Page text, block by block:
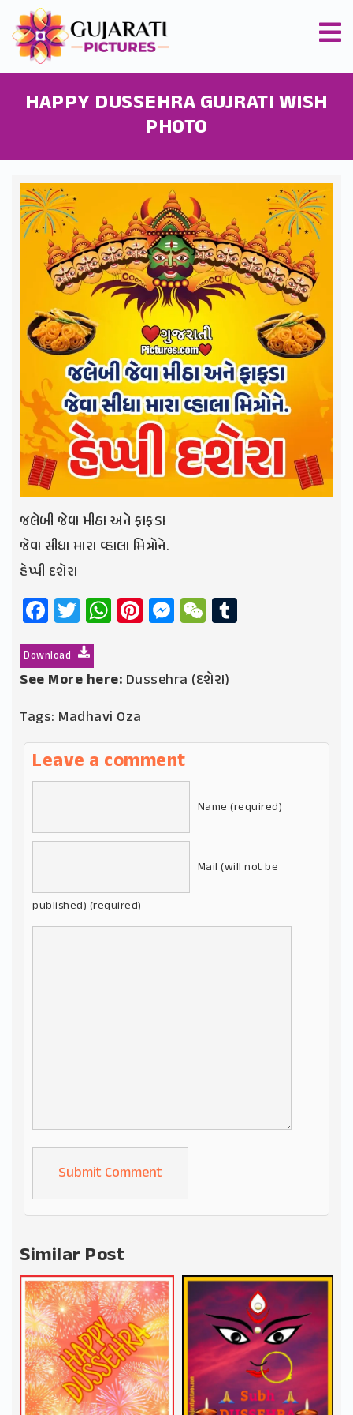
HAPPY DUSSEHRA GUJRATI WISH
PHOTO
જલેબી જેવા મીઠા અને ફાફડા
જેવા સીધા મારા વ્હાલા મિત્રોને.
હેપ્પી દશેરા
Facebook
Twitter
WhatsApp
Pinterest
Messenger
WeChat
Download
See More here: Dussehra (દશેરા)
Tags: Madhavi Oza
Leave a comment
Name (required)
Mail (will not be
published) (required)
Alternative:
Similar Post